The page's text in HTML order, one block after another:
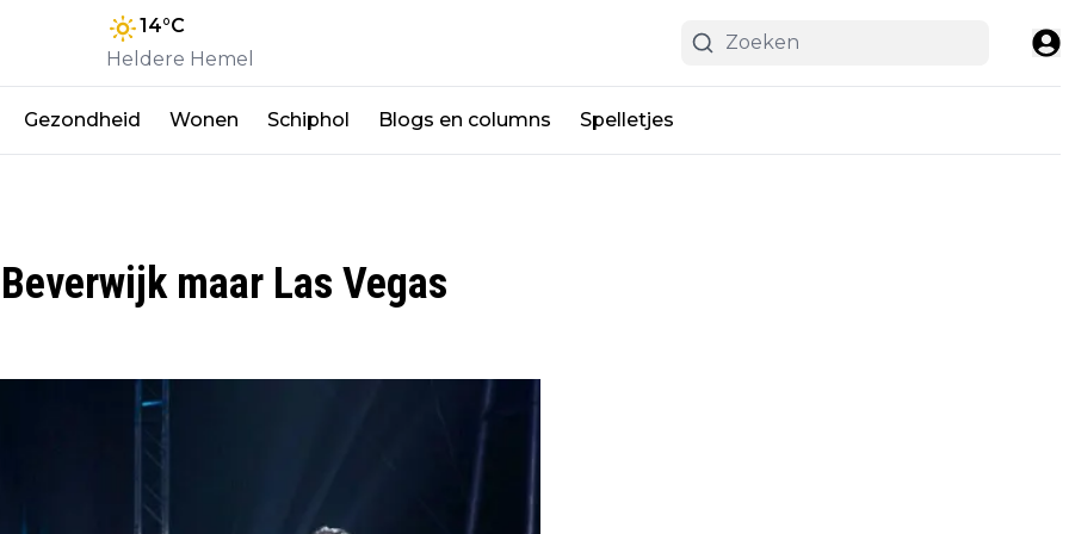
14°C
Heldere Hemel
Gezondheid Wonen Schiphol Blogs en columns Spelletjes
maar Las Vegas